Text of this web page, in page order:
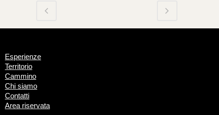
Esperienze
Territorio
Cammino
Chi siamo
Contatti
Area riservata